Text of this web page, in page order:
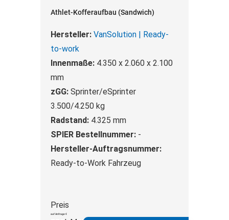
Athlet-Kofferaufbau (Sandwich)
Hersteller: VanSolution | Ready-
to-work
Innenmaße: 4.350 x 2.060 x 2.100
mm
zGG: Sprinter/eSprinter
3.500/4.250 kg
Radstand: 4.325 mm
SPIER Bestellnummer: -
Hersteller-Auftragsnummer:
Ready-to-Work Fahrzeug
Preis
auf Anfrage €